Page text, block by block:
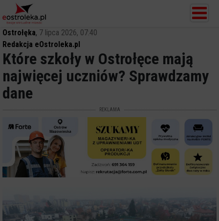
Ostrołęka, 7 lipca 2026, 07:40
Redakcja eOstroleka.pl
Które szkoły w Ostrołęce mają
najwięcej uczniów? Sprawdzamy
dane
REKLAMA